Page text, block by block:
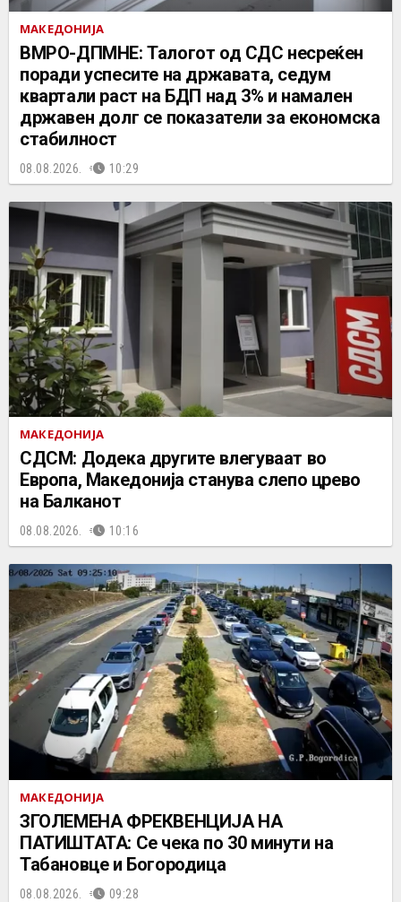
МАКЕДОНИЈА
ВМРО-ДПМНЕ: Талогот од СДС несреќен
поради успесите на државата, седум
квартали раст на БДП над 3% и намален
државен долг се показатели за економска
стабилност
08.08.2026. 10:29
МАКЕДОНИЈА
СДСМ: Додека другите влегуваат во
Европа, Македонија станува слепо црево
на Балканот
08.08.2026. 10:16
МАКЕДОНИЈА
ЗГОЛЕМЕНА ФРЕКВЕНЦИЈА НА
ПАТИШТАТА: Се чека по 30 минути на
Табановце и Богородица
08.08.2026. 09:28